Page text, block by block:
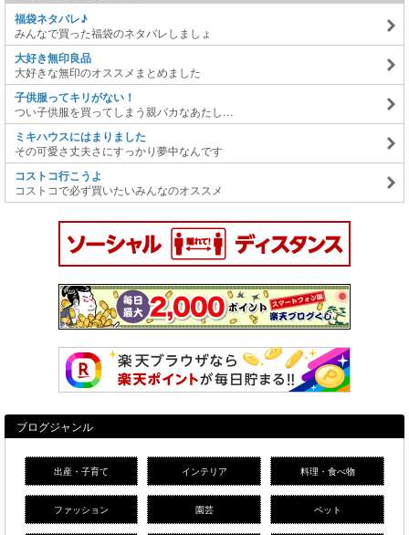
福袋ネタバレ♪
みんなで買った福袋のネタバレしましょ
大好き無印良品
大好きな無印のオススメまとめました
子供服ってキリがない！
つい子供服を買ってしまう親バカなあたし…
ミキハウスにはまりました
その可愛さ丈夫さにすっかり夢中なんです
コストコ行こうよ
コストコで必ず買いたいみんなのオススメ
ブログジャンル
出産・子育て インテリア 料理・食べ物
ファッション 園芸 ペット